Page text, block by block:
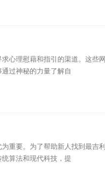
心理慰藉和指引的渠道。这些
过神秘的力量了解自
重要。为了帮助新人找到最吉
算法和现代科技，提